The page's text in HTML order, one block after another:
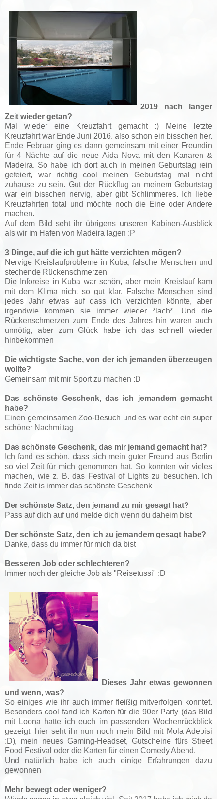
2019 nach langer
Zeit wieder getan?
Mal wieder eine Kreuzfahrt gemacht :) Meine letzte
Kreuzfahrt war Ende Juni 2016, also schon ein bisschen her.
Ende Februar ging es dann gemeinsam mit einer Freundin
für 4 Nächte auf die neue Aida Nova mit den Kanaren &
Madeira. So habe ich dort auch in meinen Geburtstag rein
gefeiert, war richtig cool meinen Geburtstag mal nicht
zuhause zu sein. Gut der Rückflug an meinem Geburtstag
war ein bisschen nervig, aber gibt Schlimmeres. Ich liebe
Kreuzfahrten total und möchte noch die Eine oder Andere
machen.
Auf dem Bild seht ihr übrigens unseren Kabinen-Ausblick
als wir im Hafen von Madeira lagen :P
3 Dinge, auf die ich gut hätte verzichten mögen?
Nervige Kreislaufprobleme in Kuba, falsche Menschen und
stechende Rückenschmerzen.
Die Inforeise in Kuba war schön, aber mein Kreislauf kam
mit dem Klima nicht so gut klar. Falsche Menschen sind
jedes Jahr etwas auf dass ich verzichten könnte, aber
irgendwie kommen sie immer wieder *lach*. Und die
Rückenschmerzen zum Ende des Jahres hin waren auch
unnötig, aber zum Glück habe ich das schnell wieder
hinbekommen
Die wichtigste Sache, von der ich jemanden überzeugen
wollte?
Gemeinsam mit mir Sport zu machen :D
Das schönste Geschenk, das ich jemandem gemacht
habe?
Einen gemeinsamen Zoo-Besuch und es war echt ein super
schöner Nachmittag
Das schönste Geschenk, das mir jemand gemacht hat?
Ich fand es schön, dass sich mein guter Freund aus Berlin
so viel Zeit für mich genommen hat. So konnten wir vieles
machen, wie z. B. das Festival of Lights zu besuchen.
Ich
finde Zeit is immer das schönste Geschenk
Der schönste Satz, den jemand zu mir gesagt hat?
Pass auf dich auf und melde dich wenn du daheim bist
Der schönste Satz, den ich zu jemandem gesagt habe?
Danke, dass du immer für mich da bist
Besseren Job oder schlechteren?
Immer noch der gleiche Job als "Reisetussi" :D
Dieses Jahr etwas gewonnen
und wenn, was?
So einiges wie ihr auch immer fleißig mitverfolgen konntet.
Besonders cool fand ich Karten für die 90er Party (das Bild
mit Loona hatte ich euch im passenden Wochenrückblick
gezeigt, hier seht ihr nun noch mein Bild mit Mola Adebisi
:D), mein neues Gaming-Headset, Gutscheine fürs Street
Food Festival oder die Karten für einen Comedy Abend.
Und natürlich habe ich auch einige Erfahrungen dazu
gewonnen
Mehr bewegt oder weniger?